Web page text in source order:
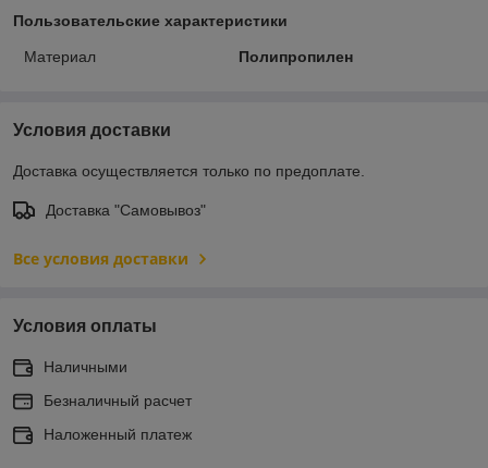
Пользовательские характеристики
Материал Полипропилен
Условия доставки
Доставка осуществляется только по предоплате.
Доставка "Самовывоз"
Все условия доставки
Условия оплаты
Наличными
Безналичный расчет
Наложенный платеж